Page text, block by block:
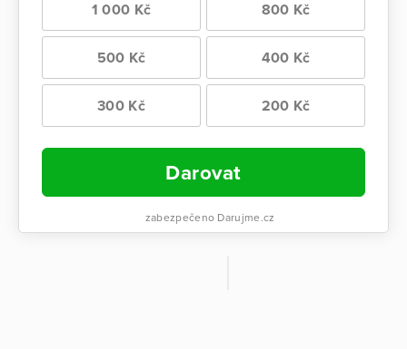
1 000 Kč 800 Kč
500 Kč 400 Kč
300 Kč 200 Kč
Darovat
zabezpečeno Darujme.cz